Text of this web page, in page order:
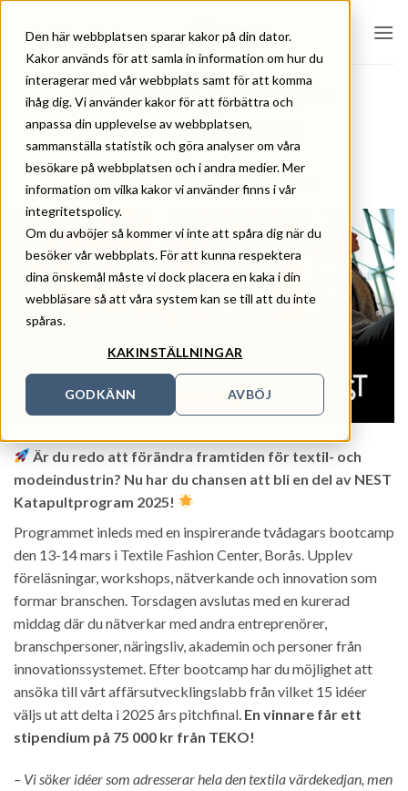
Den här webbplatsen sparar kakor på din dator.
Kakor används för att samla in information om hur du
interagerar med vår webbplats samt för att komma
ihåg dig. Vi använder kakor för att förbättra och
anpassa din upplevelse av webbplatsen,
sammanställa statistik och göra analyser om våra
besökare på webbplatsen och i andra medier. Mer
information om vilka kakor vi använder finns i vår
integritetspolicy.
Om du avböjer så kommer vi inte att spåra dig när du
besöker vår webbplats. För att kunna respektera
dina önskemål måste vi dock placera en kaka i din
webbläsare så att våra system kan se till att du inte
spåras.
KAKINSTÄLLNINGAR
GODKÄNN AVBÖJ
content
DESIGN, FÖRETAGANDE , HÅLLBARHET NYHETER
SAMARBETSPARTNERS,WORKSHOP
NEST Bootcamp 2025
02
jan
Är du redo att förändra framtiden för textil- och
modeindustrin? Nu har du chansen att bli en del av NEST
Katapultprogram 2025!
Programmet inleds med en inspirerande tvådagars bootcamp
den 13-14 mars i Textile Fashion Center, Borås. Upplev
föreläsningar, workshops, nätverkande och innovation som
formar branschen. Torsdagen avslutas med en kurerad
middag där du nätverkar med andra entreprenörer,
branschpersoner, näringsliv, akademin och personer från
innovationssystemet. Efter bootcamp har du möjlighet att
ansöka till vårt affärsutvecklingslabb från vilket 15 idéer
väljs ut att delta i 2025 års pitchfinal. En vinnare får ett
stipendium på 75 000 kr från TEKO!
– Vi söker idéer som adresserar hela den textila värdekedjan, men